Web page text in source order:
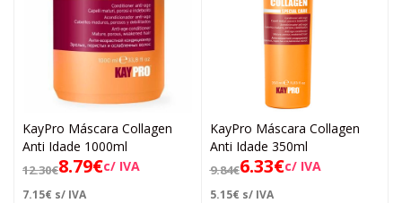
KayPro Máscara Collagen
Anti Idade 1000ml
12.30€8.79€c/ IVA
7.15€ s/ IVA
KayPro Máscara Collagen
Anti Idade 350ml
9.84€6.33€c/ IVA
5.15€ s/ IVA